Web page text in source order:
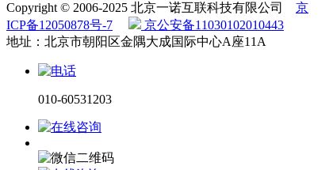
Copyright © 2006-2025 北京一诺互联科技有限公司 京
ICP备12050878号-7
京公安备11030102010443
地址：北京市朝阳区金隅大成国际中心A座11A
010-60531203